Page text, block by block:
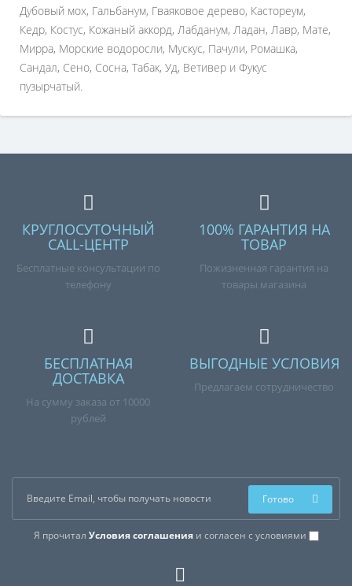
Дубовый мох, Гальбанум, Гваяковое дерево, Кастореум,
Кедр, Костус, Кожаный аккорд, Лабданум, Ладан, Лавр, Мате,
Мирра, Морские водоросли, Мускус, Пачули, Ромашка,
Сандал, Сено, Сосна, Табак, Уд, Ветивер и Фукус
пузырчатый.
КРУГЛОСУТОЧНЫЙ
CALL-ЦЕНТР
Бесплатные консультации по
телефону
100% ГАРАНТИЯ НА
ТОВАР
Пожизненная гарантия на
товары магазина
БЕСПЛАТНАЯ
ДОСТАВКА
На сумму заказа от 10000
рублей
ВЫГОДНЫЕ УСЛОВИЯ
Предлагаем сотрудничество
Я прочитал Условия соглашенияи согласен с условиями
Готово